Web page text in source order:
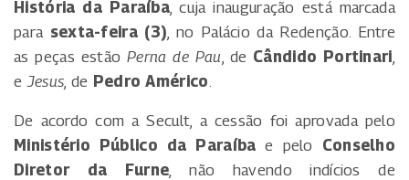
História da Paraíba, cuja inauguração está marcada
para sexta-feira (3), no Palácio da Redenção. Entre
as peças estão Perna de Pau, de Cândido Portinari,
eJesus, de Pedro Américo.
De acordo com a Secult, a cessão foi aprovada pelo
Ministério Público da Paraíba e pelo Conselho
Diretor da Furne, não havendo indícios de